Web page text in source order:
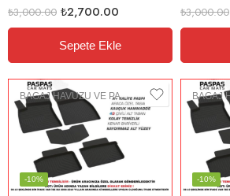
₺3,000.00 ₺2,700.00
Sepete Ekle
₺3,000.00
BAGAJ HAVUZU VE PASPAS
-10% -10%